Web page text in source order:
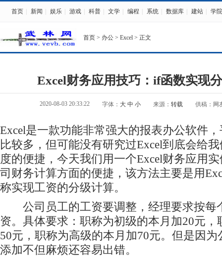
首页 新闻 娱乐 游戏 科普 文学 编程 系统 数据库 建站 学院
首页 > 办公 > Excel > 正文
Excel财务应用技巧：if函数实现
2020-08-03 20:33:22 字体： 大 中 小 来源： 转载 供稿：网
Excel是一款功能非常强大的报表办公软件
比较多，但可能没有研究过Excel到底会给
度的便捷，今天我们用一个Excel财务应用
司财务计算方面的便捷，该方法主要是用
称实现工资的分级计算。
公司员工的工资要调整，经理要求按每
资。具体要求：职称为初级的本月加20元，
50元，职称为高级的本月加70元。但是因
添加不但麻烦还容易出错。